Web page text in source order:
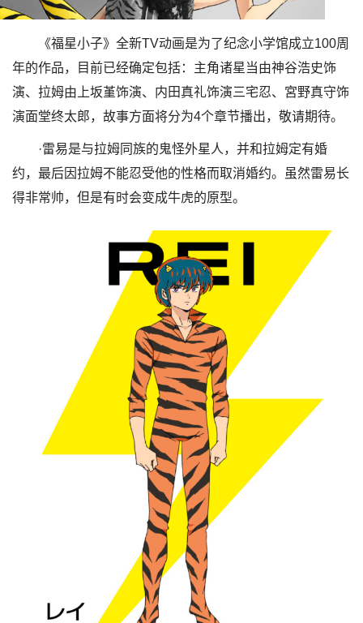
《福星小子》全新TV动画是为了纪念小学馆成立100周
年的作品，目前已经确定包括：主角诸星当由神谷浩史饰
演、拉姆由上坂堇饰演、内田真礼饰演三宅忍、宮野真守饰
演面堂终太郎，故事方面将分为4个章节播出，敬请期待。
·雷易是与拉姆同族的鬼怪外星人，并和拉姆定有婚
约，最后因拉姆不能忍受他的性格而取消婚约。虽然雷易长
得非常帅，但是有时会变成牛虎的原型。